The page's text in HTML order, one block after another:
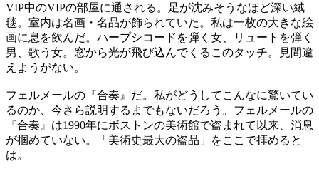
VIP中のVIPの部屋に通される。足が沈みそうなほど深い絨
毯。室内は名画・名品が飾られていた。私は一枚の大きな絵
画に息を飲んだ。ハープシコードを弾く女、リュートを弾く
男、歌う女。窓から光が飛び込んでくるこのタッチ。見間違
えようがない。
フェルメールの『合奏』だ。私がどうしてこんなに驚いてい
るのか、今さら説明するまでもないだろう。フェルメールの
『合奏』は1990年にボストンの美術館で盗まれて以来、消息
が掴めていない。「美術史最大の盗品」をここで拝めると
は。